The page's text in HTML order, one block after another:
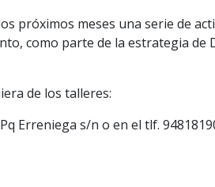
próximos meses una serie de
como parte de la estrategia de
de los talleres:
Erreniega s/n o en el tlf.